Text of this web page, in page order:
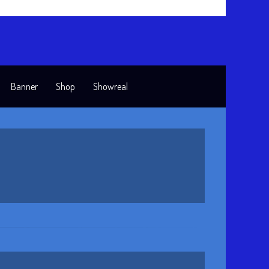
Banner Shop Showreal